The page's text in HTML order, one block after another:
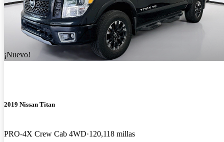
¡Nuevo!
2019 Nissan Titan
PRO-4X Crew Cab 4WD 120,118 millas